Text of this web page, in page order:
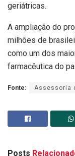
geriátricas.
A ampliação do
milhões de
como um dos
farmacêutica do
Fonte: Assessoria
Posts